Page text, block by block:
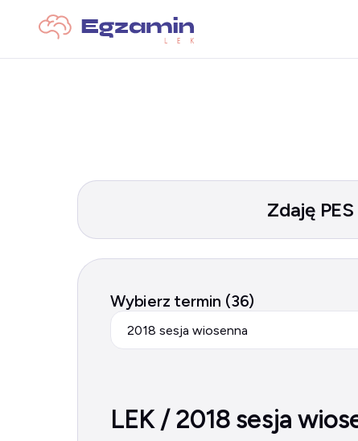
Zdaję PES
Wybierz termin (36)
2018 sesja wiosenna
LEK / 2018 sesja